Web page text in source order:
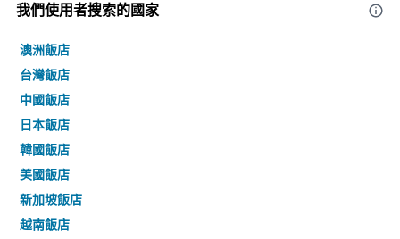
我們使用者搜索的國家
澳洲飯店
台灣飯店
中國飯店
日本飯店
韓國飯店
美國飯店
新加坡飯店
越南飯店